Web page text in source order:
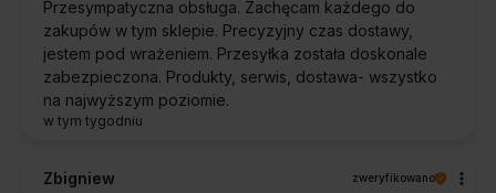
Przesympatyczna obsługa. Zachęcam każdego do
zakupów w tym sklepie. Precyzyjny czas dostawy,
jestem pod wrażeniem. Przesyłka została doskonale
zabezpieczona. Produkty, serwis, dostawa- wszystko
na najwyższym poziomie.
w tym tygodniu
Zbigniew zweryfikowano